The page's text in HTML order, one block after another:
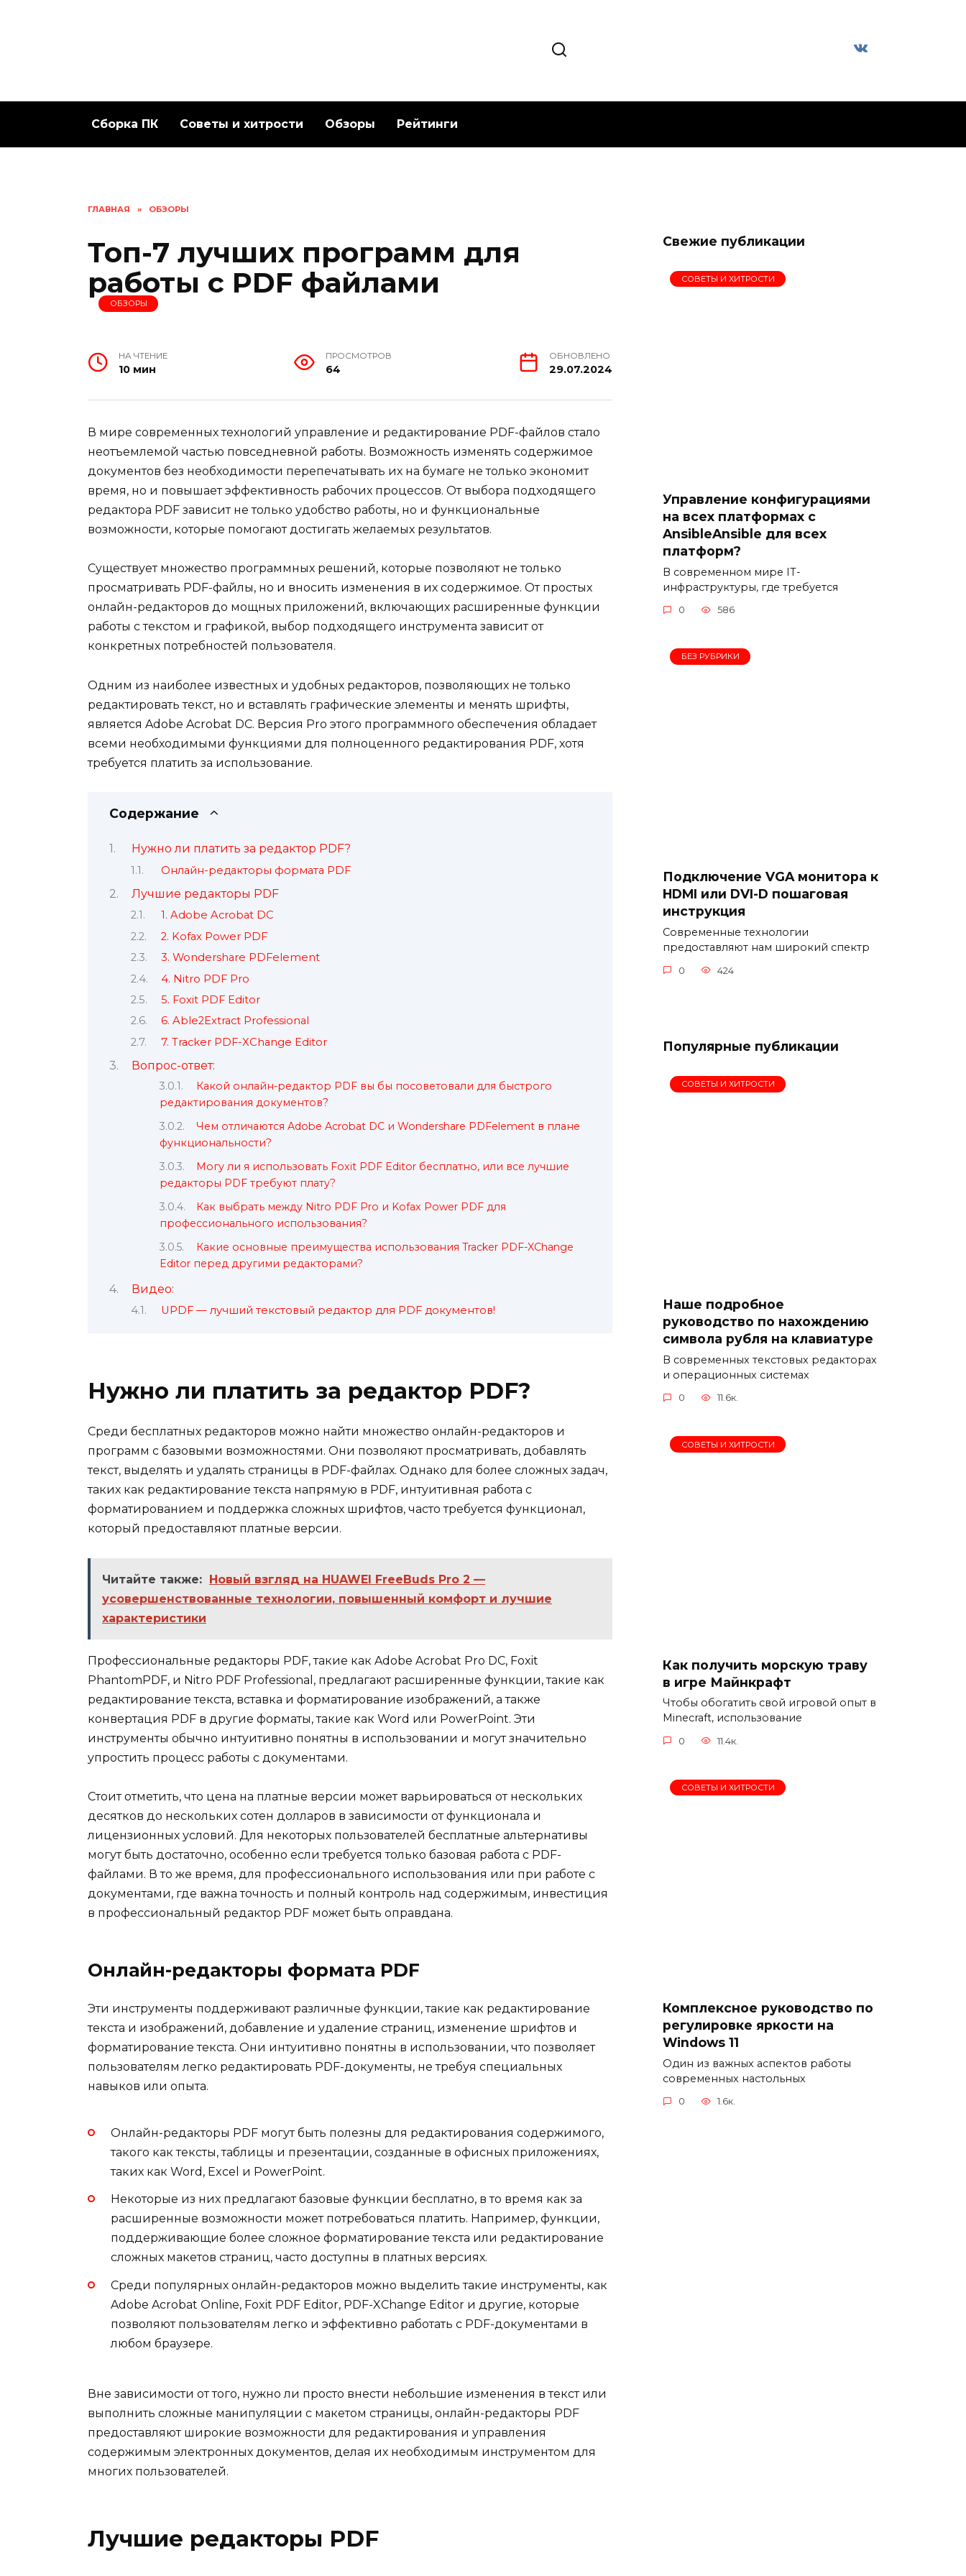
Сборка ПК Советы и хитрости Обзоры Рейтинги
ГЛАВНАЯ » ОБЗОРЫ
Топ-7 лучших программ для
работы с PDF файлами
ОБЗОРЫ
НА ЧТЕНИЕ
10 мин
ПРОСМОТРОВ
64
ОБНОВЛЕНО
29.07.2024
В мире современных технологий управление и редактирование PDF-файлов стало
неотъемлемой частью повседневной работы. Возможность изменять содержимое
документов без необходимости перепечатывать их на бумаге не только экономит
время, но и повышает эффективность рабочих процессов. От выбора подходящего
редактора PDF зависит не только удобство работы, но и функциональные
возможности, которые помогают достигать желаемых результатов.
Существует множество программных решений, которые позволяют не только
просматривать PDF-файлы, но и вносить изменения в их содержимое. От простых
онлайн-редакторов до мощных приложений, включающих расширенные функции
работы с текстом и графикой, выбор подходящего инструмента зависит от
конкретных потребностей пользователя.
Одним из наиболее известных и удобных редакторов, позволяющих не только
редактировать текст, но и вставлять графические элементы и менять шрифты,
является Adobe Acrobat DC. Версия Pro этого программного обеспечения обладает
всеми необходимыми функциями для полноценного редактирования PDF, хотя
требуется платить за использование.
Содержание
Нужно ли платить за редактор PDF?
Онлайн-редакторы формата PDF
Лучшие редакторы PDF
1. Adobe Acrobat DC
2. Kofax Power PDF
3. Wondershare PDFelement
4. Nitro PDF Pro
5. Foxit PDF Editor
6. Able2Extract Professional
7. Tracker PDF-XChange Editor
Вопрос-ответ:
Какой онлайн-редактор PDF вы бы посоветовали для быстрого
редактирования документов?
Чем отличаются Adobe Acrobat DC и Wondershare PDFelement в плане
функциональности?
Могу ли я использовать Foxit PDF Editor бесплатно, или все лучшие
редакторы PDF требуют плату?
Как выбрать между Nitro PDF Pro и Kofax Power PDF для
профессионального использования?
Какие основные преимущества использования Tracker PDF-XChange
Editor перед другими редакторами?
Видео:
UPDF — лучший текстовый редактор для PDF документов!
Нужно ли платить за редактор PDF?
Среди бесплатных редакторов можно найти множество онлайн-редакторов и
программ с базовыми возможностями. Они позволяют просматривать, добавлять
текст, выделять и удалять страницы в PDF-файлах. Однако для более сложных задач,
таких как редактирование текста напрямую в PDF, интуитивная работа с
форматированием и поддержка сложных шрифтов, часто требуется функционал,
который предоставляют платные версии.
Читайте также: Новый взгляд на HUAWEI FreeBuds Pro 2 —
усовершенствованные технологии, повышенный комфорт и лучшие
характеристики
Профессиональные редакторы PDF, такие как Adobe Acrobat Pro DC, Foxit
PhantomPDF, и Nitro PDF Professional, предлагают расширенные функции, такие как
редактирование текста, вставка и форматирование изображений, а также
конвертация PDF в другие форматы, такие как Word или PowerPoint. Эти
инструменты обычно интуитивно понятны в использовании и могут значительно
упростить процесс работы с документами.
Стоит отметить, что цена на платные версии может варьироваться от нескольких
десятков до нескольких сотен долларов в зависимости от функционала и
лицензионных условий. Для некоторых пользователей бесплатные альтернативы
могут быть достаточно, особенно если требуется только базовая работа с PDF-
файлами. В то же время, для профессионального использования или при работе с
документами, где важна точность и полный контроль над содержимым, инвестиция
в профессиональный редактор PDF может быть оправдана.
Онлайн-редакторы формата PDF
Эти инструменты поддерживают различные функции, такие как редактирование
текста и изображений, добавление и удаление страниц, изменение шрифтов и
форматирование текста. Они интуитивно понятны в использовании, что позволяет
пользователям легко редактировать PDF-документы, не требуя специальных
навыков или опыта.
Онлайн-редакторы PDF могут быть полезны для редактирования содержимого,
такого как тексты, таблицы и презентации, созданные в офисных приложениях,
таких как Word, Excel и PowerPoint.
Некоторые из них предлагают базовые функции бесплатно, в то время как за
расширенные возможности может потребоваться платить. Например, функции,
поддерживающие более сложное форматирование текста или редактирование
сложных макетов страниц, часто доступны в платных версиях.
Среди популярных онлайн-редакторов можно выделить такие инструменты, как
Adobe Acrobat Online, Foxit PDF Editor, PDF-XChange Editor и другие, которые
позволяют пользователям легко и эффективно работать с PDF-документами в
любом браузере.
Вне зависимости от того, нужно ли просто внести небольшие изменения в текст или
выполнить сложные манипуляции с макетом страницы, онлайн-редакторы PDF
предоставляют широкие возможности для редактирования и управления
содержимым электронных документов, делая их необходимым инструментом для
многих пользователей.
Лучшие редакторы PDF
Свежие публикации
СОВЕТЫ И ХИТРОСТИ
Управление конфигурациями
на всех платформах с
AnsibleAnsible для всех
платформ?
В современном мире IT-
инфраструктуры, где требуется
0 586
БЕЗ РУБРИКИ
Подключение VGA монитора к
HDMI или DVI-D пошаговая
инструкция
Современные технологии
предоставляют нам широкий спектр
0 424
Популярные публикации
СОВЕТЫ И ХИТРОСТИ
Наше подробное
руководство по нахождению
символа рубля на клавиатуре
В современных текстовых редакторах
и операционных системах
0 11.6к.
СОВЕТЫ И ХИТРОСТИ
Как получить морскую траву
в игре Майнкрафт
Чтобы обогатить свой игровой опыт в
Minecraft, использование
0 11.4к.
СОВЕТЫ И ХИТРОСТИ
Комплексное руководство по
регулировке яркости на
Windows 11
Один из важных аспектов работы
современных настольных
0 1.6к.